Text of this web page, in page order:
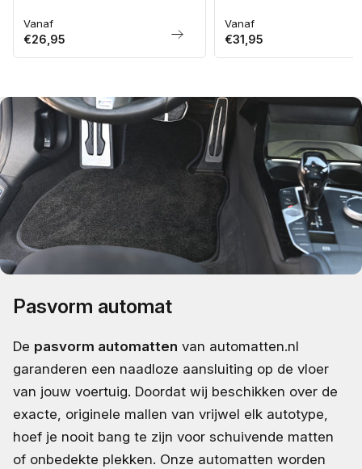
Normale
prijs
Vanaf
€26,95
Normale
prijs
Vanaf
€31,95
Pasvorm automat
De pasvorm automatten van automatten.nl
garanderen een naadloze aansluiting op de vloer
van jouw voertuig. Doordat wij beschikken over de
exacte, originele mallen van vrijwel elk autotype,
hoef je nooit bang te zijn voor schuivende matten
of onbedekte plekken. Onze automatten worden